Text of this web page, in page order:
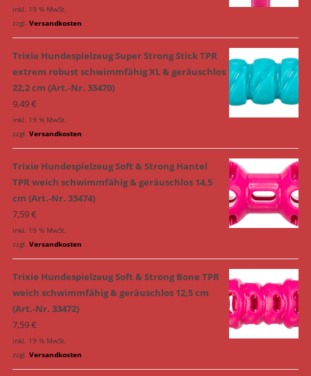
inkl. 19 % MwSt.
zzgl. Versandkosten
Trixie Hundespielzeug Super Strong Stick TPR
extrem robust schwimmfähig XL & geräuschlos
22,2 cm (Art.-Nr. 33470)
9,49€
inkl. 19 % MwSt.
zzgl. Versandkosten
Trixie Hundespielzeug Soft & Strong Hantel
TPR weich schwimmfähig & geräuschlos 14,5
cm (Art.-Nr. 33474)
7,59€
inkl. 19 % MwSt.
zzgl. Versandkosten
Trixie Hundespielzeug Soft & Strong Bone TPR
weich schwimmfähig & geräuschlos 12,5 cm
(Art.-Nr. 33472)
7,59€
inkl. 19 % MwSt.
zzgl. Versandkosten